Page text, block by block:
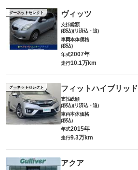
グーネットセレクト ヴィッツ
支払総額
(税込)(リ済込・追)
車両本体価格
(税込)
年式2007年
走行10.1万km
グーネットセレクト フィットハイブリッド
支払総額
(税込)(リ済込・追)
車両本体価格
(税込)
年式2015年
走行9.3万km
アクア